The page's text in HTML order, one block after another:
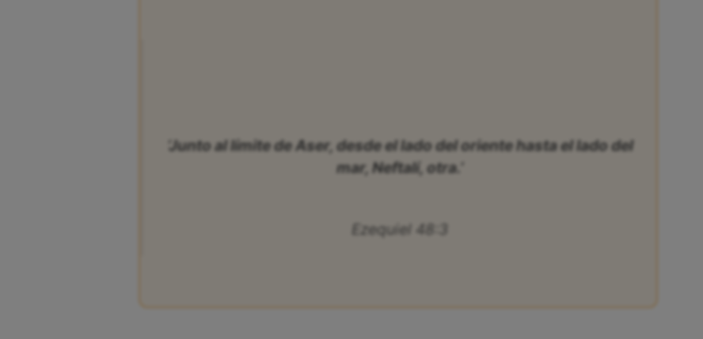
‘Junto al límite de Aser, desde el lado del oriente hasta el lado del
mar, Neftalí, otra.’
Ezequiel 48:3